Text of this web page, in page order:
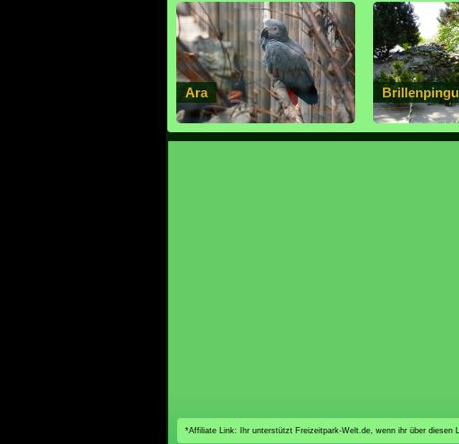
Ara
*Affiliate Link: Ihr unterstützt Freizeitpark-Welt.de, wenn ihr über diesen